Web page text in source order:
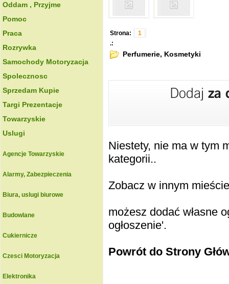
Oddam , Przyjme
Pomoc
Praca
Rozrywka
Samochody Motoryzacja
Spolecznosc
Sprzedam Kupie
Targi Prezentacje
Towarzyskie
Uslugi
Agencje Towarzyskie
Alarmy, Zabezpieczenia
Biura, uslugi biurowe
Budowlane
Cukiernicze
Czesci Motoryzacja
Elektronika
Strona:
1
.:
Perfumerie, Kosmetyki
Niestety, nie ma w tym
kategorii..
Zobacz w innym
możesz dodać własne
ogłoszenie'.
Powrót do Strony